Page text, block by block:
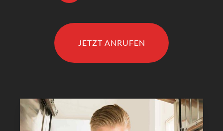
JETZT ANRUFEN